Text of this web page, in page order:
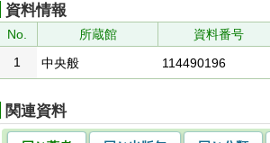
資料情報
No. 所蔵館 資料番号
1
中央般 114490196
関連資料